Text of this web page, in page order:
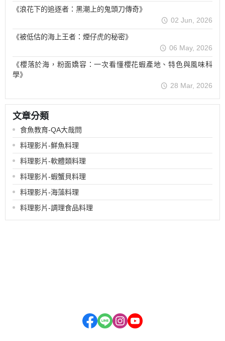
《浪花下的追逐者：黑潮上的鬼頭刀傳奇》
02 Jun, 2026
《被低估的海上王者：煙仔虎的秘密》
06 May, 2026
《櫻落於海，粉面嬌容：一次看懂櫻花蝦產地、特色與風味科
學》
28 Mar, 2026
文章分類
食魚教育-QA大哉問
料理影片-鮮魚料理
料理影片-軟體類料理
料理影片-蝦蟹貝料理
料理影片-海藻料理
料理影片-調理食品料理